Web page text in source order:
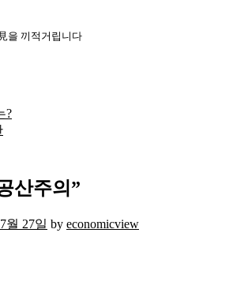
을 끼적거립니다
?
산주의”
월 27일 by economicview